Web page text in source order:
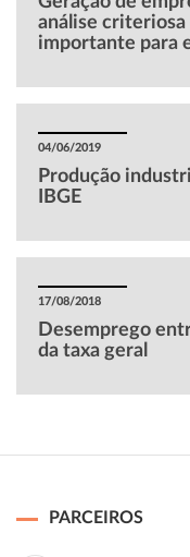
análise criteriosa
importante para
04/06/2019
Produção
IBGE
17/08/2018
Desemprego
da taxa geral
PARCEIROS